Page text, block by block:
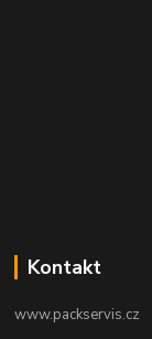
Kontakt
www.packservis.cz